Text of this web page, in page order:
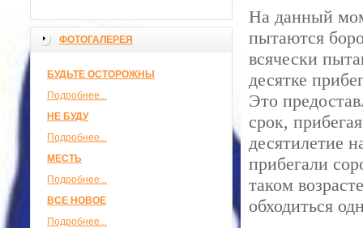
ФОТОГАЛЕРЕЯ
БУДЬТЕ ОСТОРОЖНЫ
Подробнее...
НЕ БУДУ
Подробнее...
МЕСТЬ
Подробнее...
ВСЕ НОВОЕ
Подробнее...
На данный
пытаются
всячески
десятке
Это
срок,
десятилетие
прибегали
таком
обходиться